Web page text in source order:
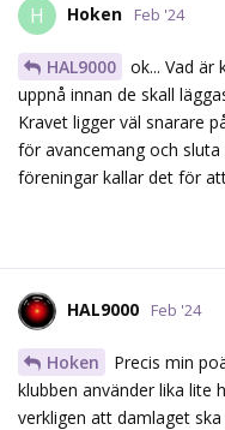
H Hoken Feb '24
HAL9000
ok... Vad är
uppnå innan de skall
Kravet ligger väl snarare
för avancemang och
föreningar kallar det för
HAL9000 Feb '24
Hoken
Precis min
klubben använder lika lite
verkligen att damlaget